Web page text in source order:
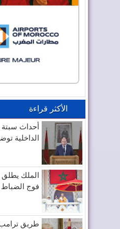
الأكثر قراءة
أحداث سبتة
الداخلية
الملك
فوج الضباط
طريق ترامب